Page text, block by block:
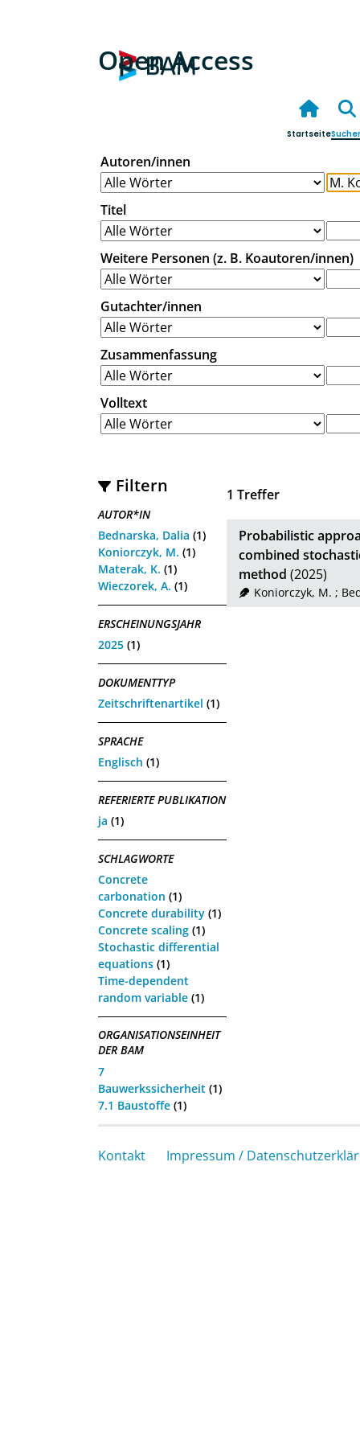
Open Access
Startseite
Autoren/innen
Titel
Weitere Personen (z. B. Koautoren/innen)
Gutachter/innen
Zusammenfassung
Volltext
Filtern
AUTOR*IN
Bednarska, Dalia (1)
Koniorczyk, M. (1)
Materak, K. (1)
Wieczorek, A. (1)
ERSCHEINUNGSJAHR
2025 (1)
DOKUMENTTYP
Zeitschriftenartikel (1)
SPRACHE
Englisch (1)
REFERIERTE PUBLIKATION
ja (1)
SCHLAGWORTE
Concrete
carbonation (1)
Concrete durability (1)
Concrete scaling (1)
Stochastic differential
equations (1)
Time-dependent
random variable (1)
ORGANISATIONSEINHEIT
DER BAM
7
Bauwerkssicherheit (1)
7.1 Baustoffe (1)
1 Treffer
Probabilistic
combined
method (2025)
Koniorczyk, M. ;
Kontakt Impressum /